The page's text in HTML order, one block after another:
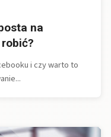
na
i czy warto to